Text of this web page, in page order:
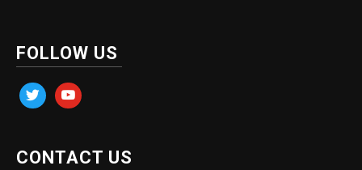
FOLLOW US
twitter youtube
CONTACT US